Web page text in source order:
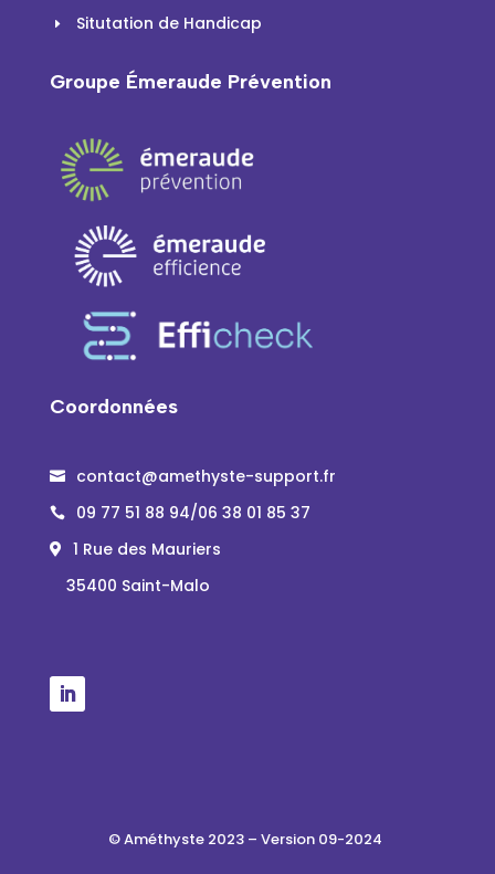
E Situtation de Handicap
Groupe Émeraude Prévention
Coordonnées
 contact@amethyste-support.fr
 09 77 51 88 94/06 38 01 85 37

1 Rue des Mauriers
35400 Saint-Malo
© Améthyste 2023 – Version 09-2024